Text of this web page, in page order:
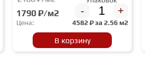
1790 ₽/м2 - +
Цена: 4582₽ за 2.56 м2
В корзину